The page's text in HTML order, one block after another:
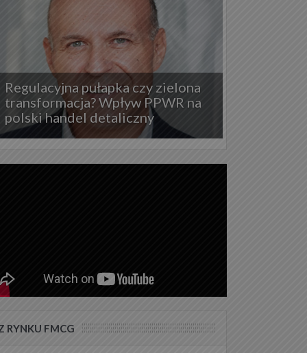
Regulacyjna pułapka czy zielona
transformacja? Wpływ PPWR na
polski handel detaliczny
RYNKU FMCG